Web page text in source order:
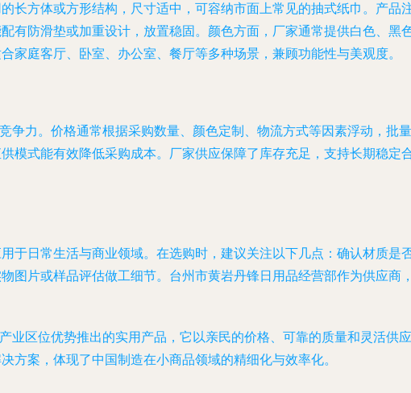
长方体或方形结构，尺寸适中，可容纳市面上常见的抽式纸巾。产品
有防滑垫或加重设计，放置稳固。颜色方面，厂家通常提供白色、黑
家庭客厅、卧室、办公室、餐厅等多种场景，兼顾功能性与美观度。
争力。价格通常根据采购数量、颜色定制、物流方式等因素浮动，批
模式能有效降低采购成本。厂家供应保障了库存充足，支持长期稳定
于日常生活与商业领域。在选购时，建议关注以下几点：确认材质是
图片或样品评估做工细节。台州市黄岩丹锋日用品经营部作为供应商
业区位优势推出的实用产品，它以亲民的价格、可靠的质量和灵活供
方案，体现了中国制造在小商品领域的精细化与效率化。